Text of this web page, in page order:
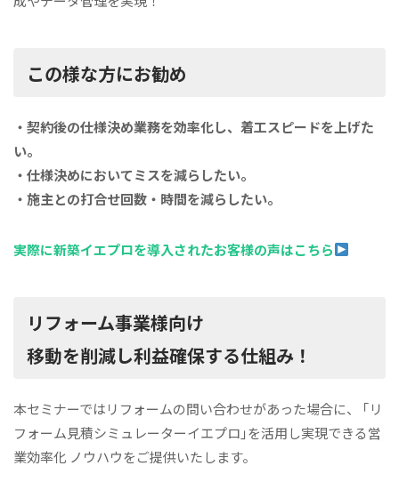
この様な方にお勧め
・契約後の仕様決め業務を効率化し、着工スピードを上げた
い。
・仕様決めにおいてミスを減らしたい。
・施主との打合せ回数・時間を減らしたい。
実際に新築イエプロを導入されたお客様の声はこちら
リフォーム事業様向け
移動を削減し利益確保する仕組み！
本セミナーではリフォームの問い合わせがあった場合に、 ｢リ
フォーム見積シミュレーターイエプロ｣を活用し実現できる営
業効率化 ノウハウをご提供いたします。